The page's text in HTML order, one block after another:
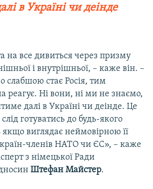
в Україні чи деінде
на все дивиться через призму
і внутрішньої, – каже він. –
слабшою стає Росія, тим
реагує. Ні вони, ні ми не знаємо,
далі в Україні чи деінде. Це
готуватись до будь-якого
якщо виглядає неймовірною її
країн-членів НАТО чи ЄС», – каже
з німецької Ради
Штефан Майстер.